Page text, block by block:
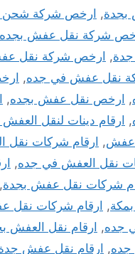
بجدة, ارخص شركة شحن
شركة نقل عفش بجده
, ارخص شركة نقل
نقل عفش في جده,
, ارخص نقل عفش بجده,
, ارقام دينات لنقل
عفش, ارقام شركات نقل
نقل العفش في جده,
شركات نقل عفش بجدة,
, ارقام شركات نقل
جده, ارقام نقل العفش
, ارقام نقل عفش